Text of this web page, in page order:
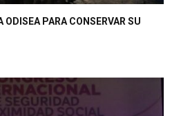
ODISEA PARA CONSERVAR SU